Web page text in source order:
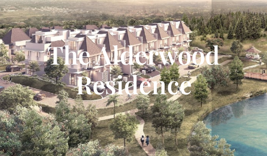
The Alderwood
Residence